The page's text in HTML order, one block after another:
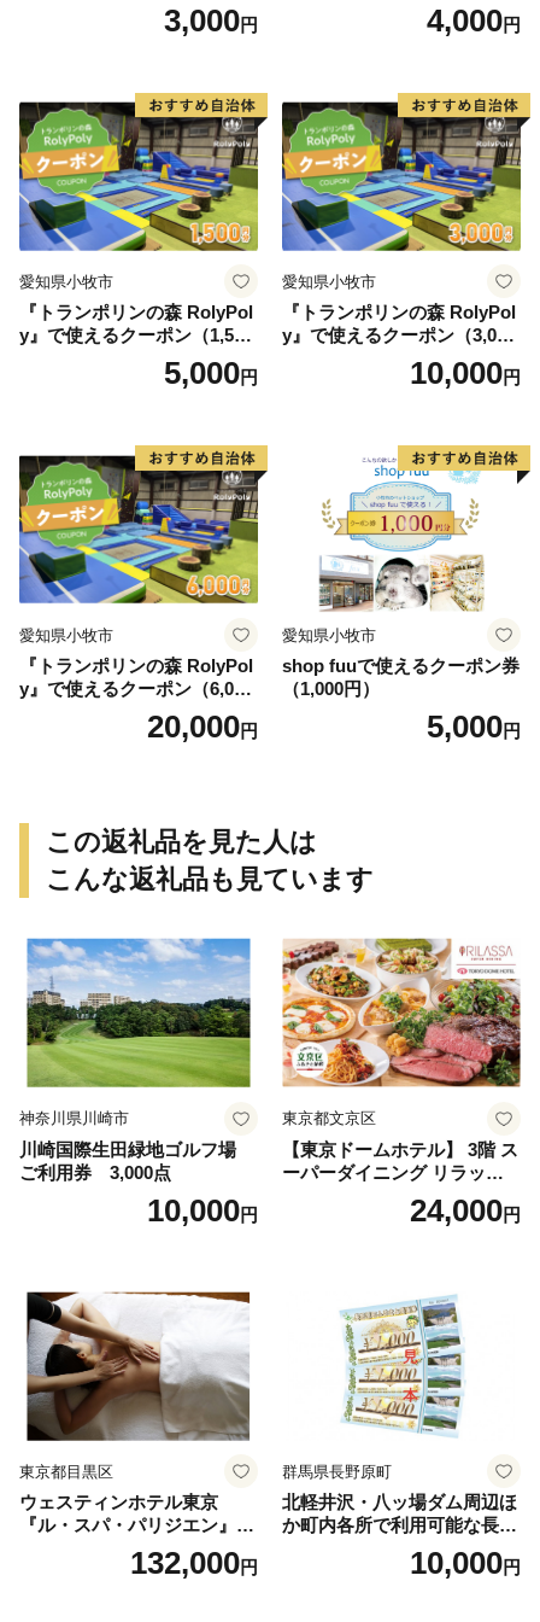
3,000円 4,000円
愛知県小牧市
『トランポリンの森 RolyPol
y』で使えるクーポン（1,500
5,000円
愛知県小牧市
『トランポリンの森 RolyPol
y』で使えるクーポン（3,000
10,000円
愛知県小牧市
『トランポリンの森 RolyPol
y』で使えるクーポン（6,000
20,000円
愛知県小牧市
shop fuuで使えるクーポン券
（1,000円）
5,000円
この返礼品を見た人は
こんな返礼品も見ています
神奈川県川崎市
川崎国際生田緑地ゴルフ場
ご利用券 3,000点
10,000円
東京都文京区
【東京ドームホテル】 3階 ス
ーパーダイニング リラッサ
ランチブッフェ お食事券 大
人1名様分 関東 東京 ご利用
24,000円
東京都目黒区
ウェスティンホテル東京
『ル・スパ・パリジエン』選
べるボディセラピー90分/1名
132,000円
群馬県長野原町
北軽井沢・八ッ場ダム周辺ほ
か町内各所で利用可能な長野
原町ふるさと感謝券（3,000
円分）【トラベル 観光 旅行
10,000円